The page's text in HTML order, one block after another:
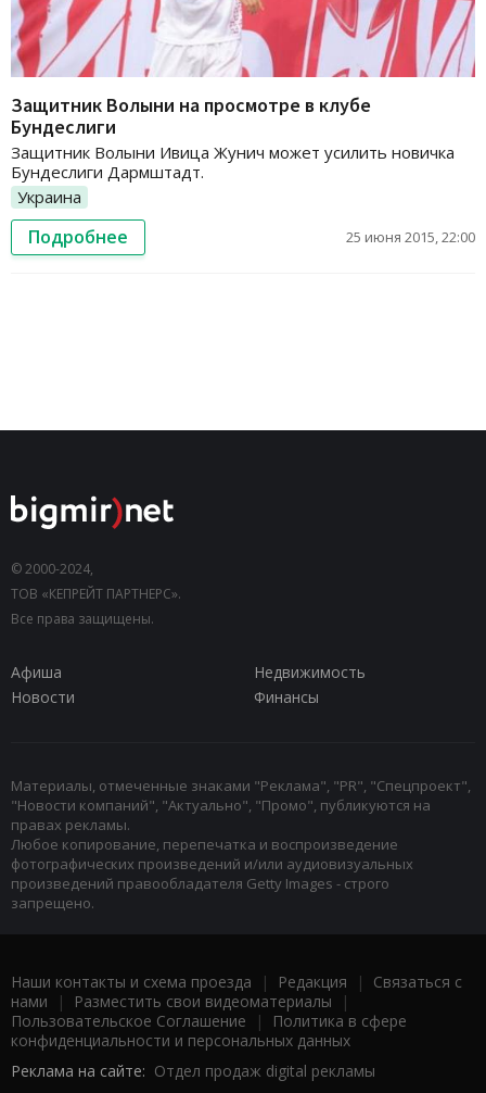
Защитник Волыни на просмотре в клубе
Бундеслиги
Защитник Волыни Ивица Жунич может усилить новичка
Бундеслиги Дармштадт.
Украина
Подробнее 25 июня 2015, 22:00
© 2000-2024,
ТОВ «КЕПРЕЙТ ПАРТНЕРС».
Все права защищены.
Афиша
Недвижимость
Новости
Финансы
Материалы, отмеченные знаками "Реклама", "PR", "Спецпроект",
"Новости компаний", "Актуально", "Промо", публикуются на
правах рекламы.
Любое копирование, перепечатка и воспроизведение
фотографических произведений и/или аудиовизуальных
произведений правообладателя Getty Images - строго
запрещено.
Наши контакты и схема проезда | Редакция | Связаться с
нами | Разместить свои видеоматериалы |
Пользовательское Соглашение |
Политика в сфере
конфиденциальности и персональных данных
Реклама на сайте: Отдел продаж digital рекламы